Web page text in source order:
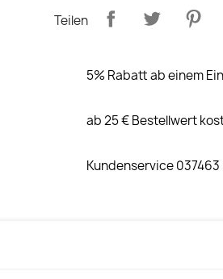
Teilen
5% Rabatt ab einem
ab 25 € Bestellwert
Kundenservice